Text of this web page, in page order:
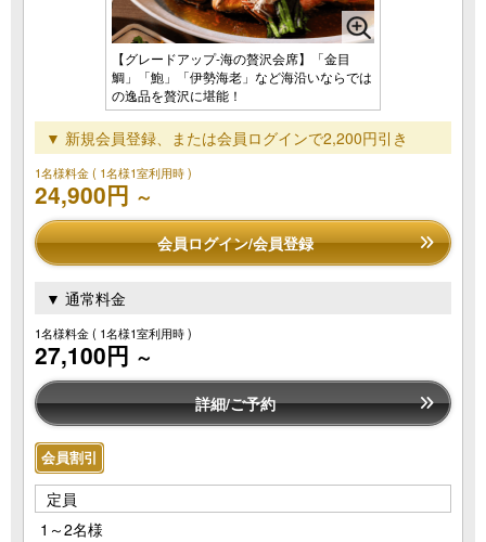
【グレードアップ-海の贅沢会席】「金目
鯛」「鮑」「伊勢海老」など海沿いならでは
の逸品を贅沢に堪能！
▼ 新規会員登録、または会員ログインで2,200円引き
1名様料金( 1名様1室利用時 )
24,900円 ～
会員ログイン/会員登録
▼ 通常料金
1名様料金( 1名様1室利用時 )
27,100円 ～
詳細/ご予約
会員割引
定員
1～2名様